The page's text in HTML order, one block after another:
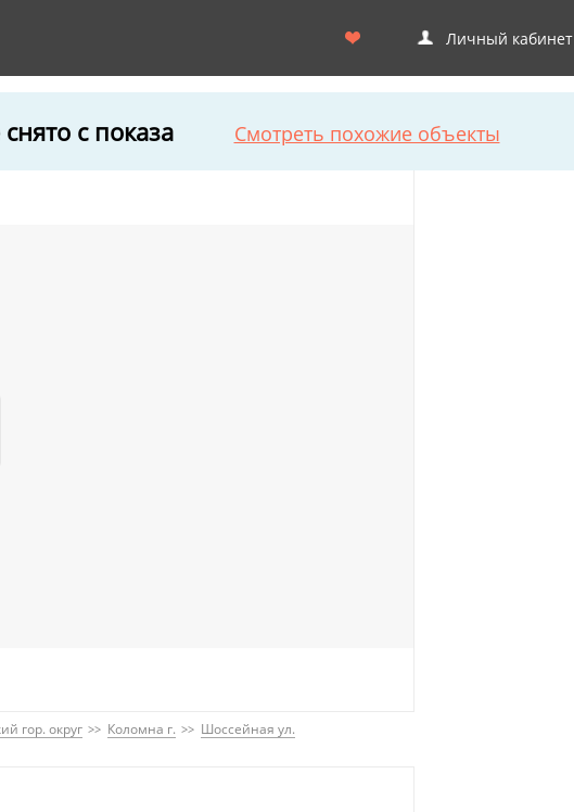
Личный кабинет
с показа Смотреть похожие объекты
гор. округ Коломна г.
Шоссейная ул.